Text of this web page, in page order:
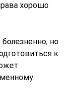
хорошо
но
к